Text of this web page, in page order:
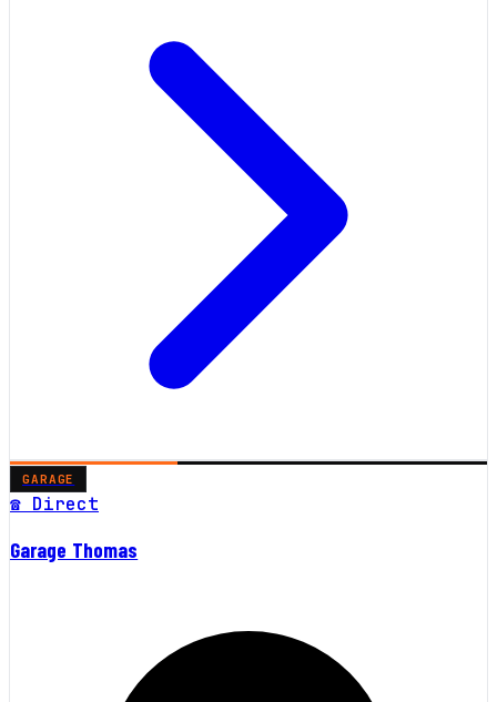
GARAGE
☎ Direct
Garage Thomas